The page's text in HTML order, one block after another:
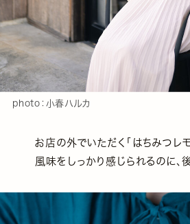
photo：小春ハルカ
お店の外でいただく「はちみつレ
風味をしっかり感じられるのに、